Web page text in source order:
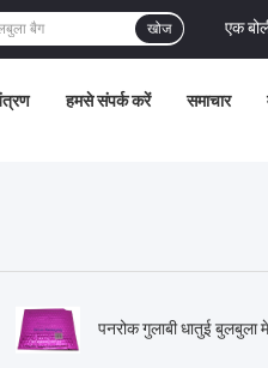
एक
खोज
हमसे संपर्क करें समाचार
पनरोक गुलाबी धातुई बुलबुला